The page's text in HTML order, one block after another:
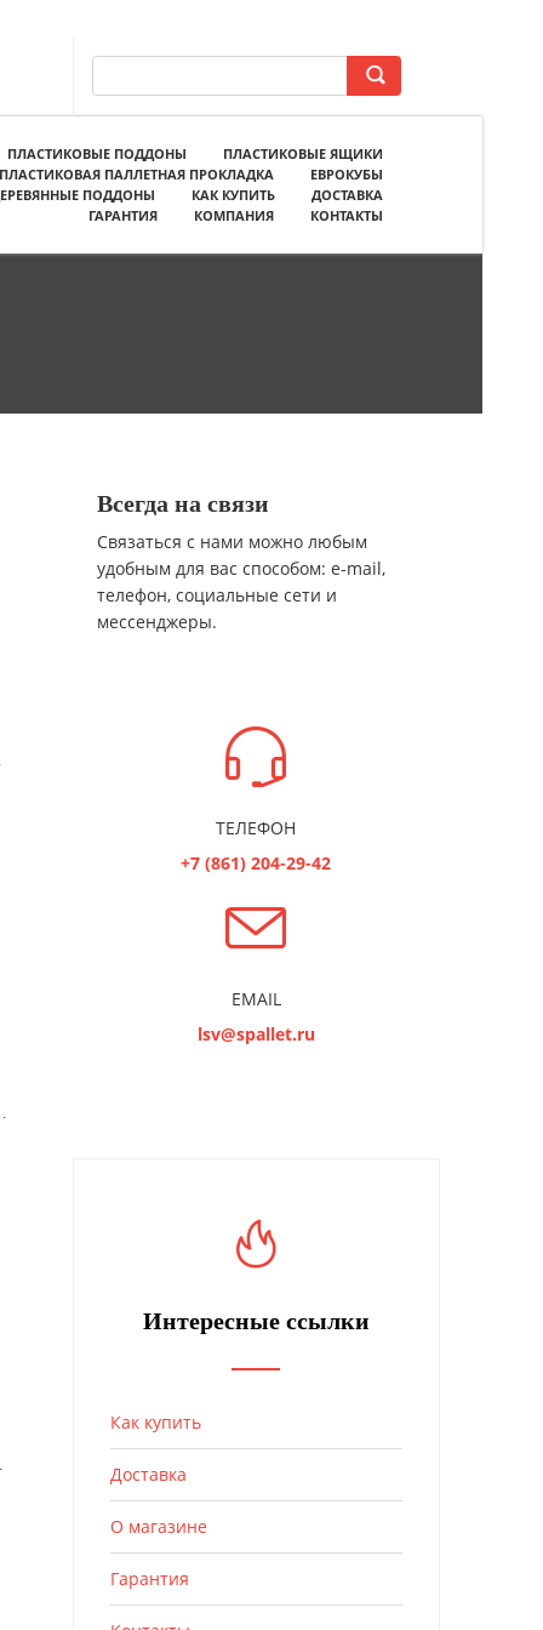
ПЛАСТИКОВЫЕ ПОДДОНЫ
ПЛАСТИКОВЫЕ ЯЩИКИ
ПЛАСТИКОВАЯ ПАЛЛЕТНАЯ ПРОКЛАДКА
ЕВРОКУБЫ
ПОДДОНЫ КАК КУПИТЬ
ДОСТАВКА
ГАРАНТИЯ
КОМПАНИЯ КОНТАКТЫ
Всегда на связи
Связаться с нами можно любым
удобным для вас способом: e-mail,
телефон, социальные сети и
мессенджеры.
ТЕЛЕФОН
+7 (861) 204-29-42
EMAIL
lsv@spallet.ru
Интересные ссылки
Как купить
Доставка
О магазине
Гарантия
л.